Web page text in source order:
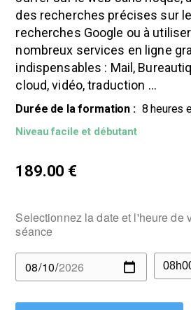
des recherches précises sur
recherches Google ou à
nombreux services en ligne
indispensables : Mail,
cloud, vidéo, traduction ...
Durée de la formation : 8 heures
Niveau facile et débutant
189.00 €
Selectionnez la date et l'heure de
séance